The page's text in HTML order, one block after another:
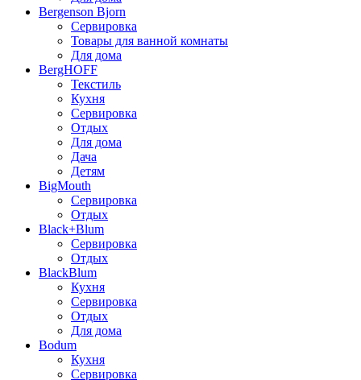
Bergenson Bjorn
Сервировка
Товары для ванной комнаты
Для дома
BergHOFF
Текстиль
Кухня
Сервировка
Отдых
Для дома
Дача
Детям
BigMouth
Сервировка
Отдых
Black+Blum
Сервировка
Отдых
BlackBlum
Кухня
Сервировка
Отдых
Для дома
Bodum
Кухня
Сервировка